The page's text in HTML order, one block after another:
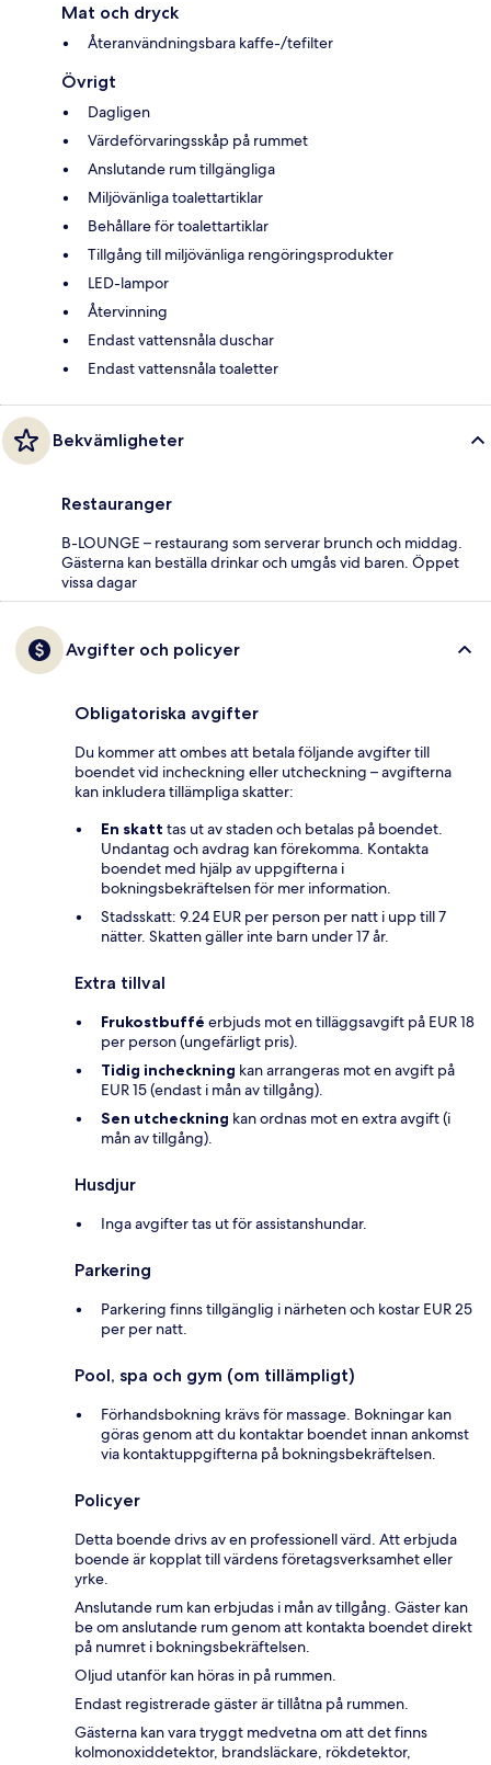
Mat och dryck
Återanvändningsbara kaffe-/tefilter
Övrigt
Dagligen
Värdeförvaringsskåp på rummet
Anslutande rum tillgängliga
Miljövänliga toalettartiklar
Behållare för toalettartiklar
Tillgång till miljövänliga rengöringsprodukter
LED-lampor
Återvinning
Endast vattensnåla duschar
Endast vattensnåla toaletter
Bekvämligheter
Restauranger
B-LOUNGE – restaurang som serverar brunch och middag.
Gästerna kan beställa drinkar och umgås vid baren. Öppet
vissa dagar
Avgifter och policyer
Obligatoriska avgifter
Du kommer att ombes att betala följande avgifter till
boendet vid incheckning eller utcheckning – avgifterna
kan inkludera tillämpliga skatter:
En skatt tas ut av staden och betalas på boendet.
Undantag och avdrag kan förekomma. Kontakta
boendet med hjälp av uppgifterna i
bokningsbekräftelsen för mer information.
Stadsskatt: 9.24 EUR per person per natt i upp till 7
nätter. Skatten gäller inte barn under 17 år.
Extra tillval
Frukostbuffé erbjuds mot en tilläggsavgift på EUR 18
per person (ungefärligt pris).
Tidig incheckning kan arrangeras mot en avgift på
EUR 15 (endast i mån av tillgång).
Sen utcheckning kan ordnas mot en extra avgift (i
mån av tillgång).
Husdjur
Inga avgifter tas ut för assistanshundar.
Parkering
Parkering finns tillgänglig i närheten och kostar EUR 25
per per natt.
Pool, spa och gym (om tillämpligt)
Förhandsbokning krävs för massage. Bokningar kan
göras genom att du kontaktar boendet innan ankomst
via kontaktuppgifterna på bokningsbekräftelsen.
Policyer
Detta boende drivs av en professionell värd. Att erbjuda
boende är kopplat till värdens företagsverksamhet eller
yrke.
Anslutande rum kan erbjudas i mån av tillgång. Gäster kan
be om anslutande rum genom att kontakta boendet direkt
på numret i bokningsbekräftelsen.
Oljud utanför kan höras in på rummen.
Endast registrerade gäster är tillåtna på rummen.
Gästerna kan vara tryggt medvetna om att det finns
kolmonoxiddetektor, brandsläckare, rökdetektor,